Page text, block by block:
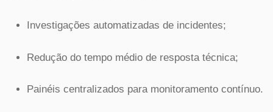
Investigações automatizadas de incidentes;
Redução do tempo médio de resposta técnica;
Painéis centralizados para monitoramento contínuo.